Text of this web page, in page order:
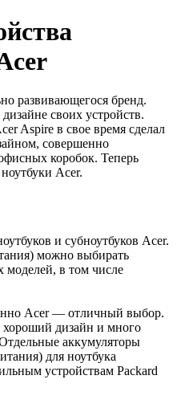
развивающегося бренд.
своих устройств.
Aspire в свое время сделал
совершенно
коробок. Теперь
Acer.
и субноутбуков Acer.
можно выбирать
моделей, в том числе
Acer — отличный выбор.
хороший дизайн и много
аккумуляторы
для ноутбука
устройствам Packard